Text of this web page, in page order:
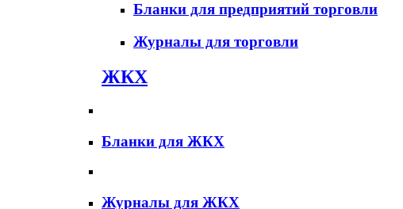
Бланки для предприятий торговли
Журналы для торговли
ЖКХ
Бланки для ЖКХ
Журналы для ЖКХ